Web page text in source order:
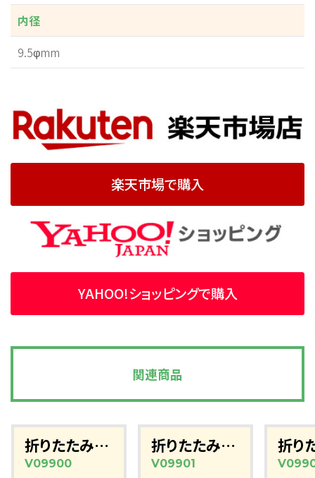
内径
9.5φmm
楽天市場で購入
YAHOO!ショッピングで購入
関連商品
折りたたみ杖用収納袋(マスタード)
V09900
折りたたみ杖用収納袋（レッド）
V09901